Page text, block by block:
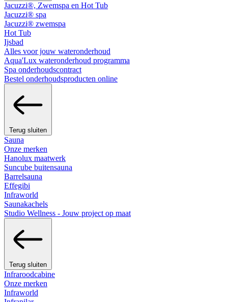
Jacuzzi®, Zwemspa en Hot Tub
Jacuzzi® spa
Jacuzzi® zwemspa
Hot Tub
Ijsbad
Alles voor jouw wateronderhoud
Aqua'Lux wateronderhoud programma
Spa onderhoudscontract
Bestel onderhoudsproducten online
Terug sluiten
Sauna
Onze merken
Hanolux maatwerk
Suncube buitensauna
Barrelsauna
Effegibi
Infraworld
Saunakachels
Studio Wellness - Jouw project op maat
Terug sluiten
Infraroodcabine
Onze merken
Infraworld